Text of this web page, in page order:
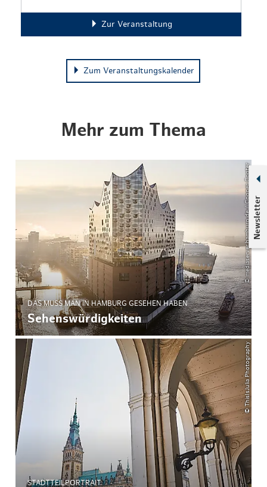
Newsletter
Zur Veranstaltung
Zum Veranstaltungskalender
Mehr zum Thema
© mediaserver.hamburg.de / Cooper Copter
DAS MUSS MAN IN HAMBURG GESEHEN HABEN
Sehenswürdigkeiten
© ThisIsJulia Photography
STADTTEILPORTRAIT